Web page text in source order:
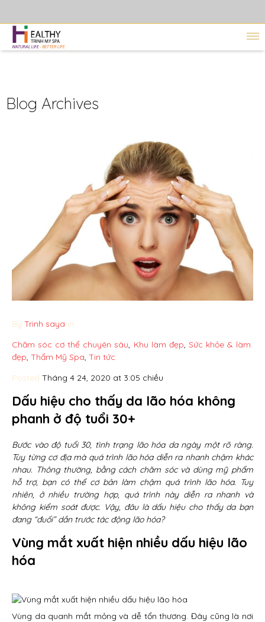
Blog Archives
By Trinh saya in
Chăm sóc cơ thể chuyên sâu, Khu làm đẹp, Sức khỏe & làm
đẹp, Thẩm Mỹ Spa, Tin tức
Posted Tháng 4 24, 2020 at 3:05 chiều
Dấu hiệu cho thấy da lão hóa không
phanh ở độ tuổi 30+
Bước vào độ tuổi 30, tình trạng lão hóa da ngày một rõ ràng.
Tùy từng cơ địa mà quá trình lão hóa diễn ra nhanh chậm khác
nhau. Thông thường, bằng cách chăm sóc và dùng mỹ phẩm
hỗ trợ, bạn có thể cơ bản làm chậm quá trình lão hóa. Tuy
nhiên, ở nhiều trường hợp, quá trình này diễn ra nhanh và
không kiểm soát được. Vậy, đâu là dấu hiệu cho thấy da bạn
đang “đuối” dần trước tác động lão hóa?
Vùng mắt xuất hiện nhiều dấu hiệu lão
hóa
Vùng da quanh mắt mỏng và dễ tổn thương. Đây cũng là nơi